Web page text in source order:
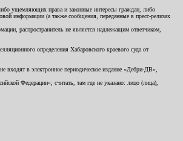
ущемляющих права и законные интересы граждан, либо
информации (а также сообщения, переданные в пресс-релизах
распространитель не является надлежащим ответчиком,
определения Хабаровского краевого суда от
входят в электронное периодическое издание «Дебри-ДВ»,
Федерации»; считать, там где не указано: лицо (лица),